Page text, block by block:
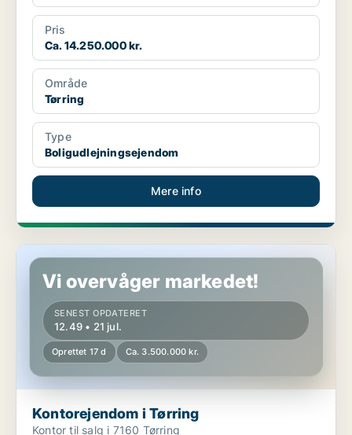
Pris
Ca. 14.250.000 kr.
Område
Tørring
Type
Boligudlejningsejendom
Mere info
Kontorejendom i Tørring
Vi overvåger markedet!
SENEST OPDATERET
12.49 • 21 jul.
Oprettet 17 d Ca. 3.500.000 kr.
Kontorejendom i Tørring
Kontor til salg i 7160 Tørring